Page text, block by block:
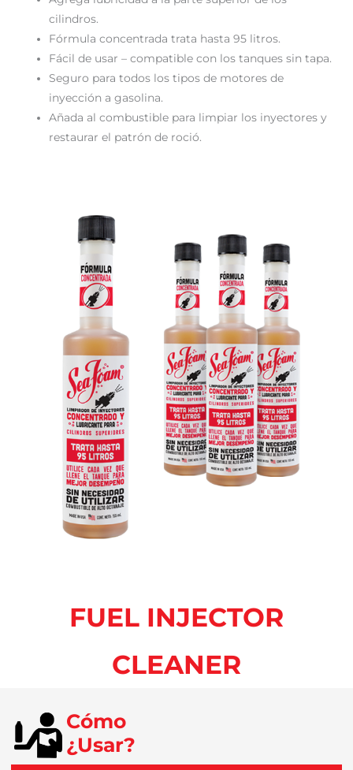
cilindros.
Fórmula concentrada trata hasta 95 litros.
Fácil de usar – compatible con los tanques sin tapa.
Seguro para todos los tipos de motores de
inyección a gasolina.
Añada al combustible para limpiar los inyectores y
restaurar el patrón de roció.
FUEL INJECTOR
CLEANER
Cómo
¿Usar?